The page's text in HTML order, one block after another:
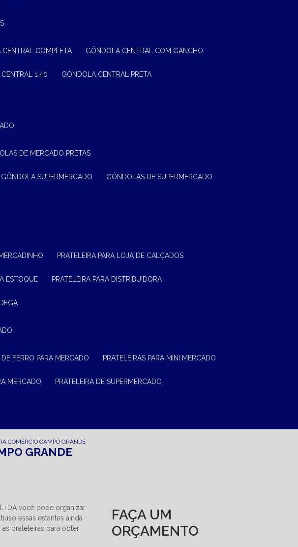
CENTRAL COMPLETA GÔNDOLA CENTRAL COM GANCHO
CENTRAL 1 40 GÔNDOLA CENTRAL PRETA
DE MERCADO PRETAS
GÔNDOLA SUPERMERCADO GÔNDOLAS DE SUPERMERCADO
PRATELEIRA PARA LOJA DE CALÇADOS
ESTOQUE PRATELEIRA PARA DISTRIBUIDORA
DE FERRO PARA MERCADO PRATELEIRAS PARA MINI MERCADO
MERCADO PRATELEIRA DE SUPERMERCADO
COMERCIO CAMPO GRANDE
GRANDE
você pode organizar
essas estantes ainda
prateleiras para obter
FAÇA UM
ORÇAMENTO